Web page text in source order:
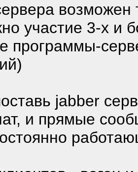
возможен
участие 3-х и
программы-
jabber
и прямые